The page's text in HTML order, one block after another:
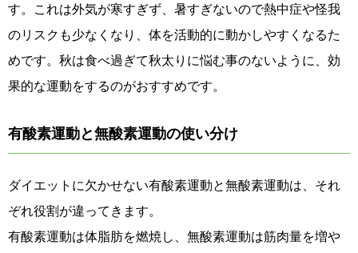
す。これは外気が寒すぎず、暑すぎないので熱中症や怪我
のリスクも少なくなり、体を活動的に動かしやすくなるた
めです。秋は食べ過ぎて秋太りに悩む事のないように、効
果的な運動をするのがおすすめです。
有酸素運動と無酸素運動の使い分け
ダイエットに欠かせない有酸素運動と無酸素運動は、それ
ぞれ役割が違ってきます。
有酸素運動は体脂肪を燃焼し、無酸素運動は筋肉量を増や